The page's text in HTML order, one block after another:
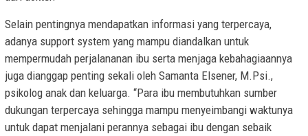
Selain pentingnya mendapatkan informasi yang terpercaya,
adanya support system yang mampu diandalkan untuk
mempermudah perjalananan ibu serta menjaga kebahagiaannya
juga dianggap penting sekali oleh Samanta Elsener, M.Psi.,
psikolog anak dan keluarga. “Para ibu membutuhkan sumber
dukungan terpercaya sehingga mampu menyeimbangi waktunya
untuk dapat menjalani perannya sebagai ibu dengan sebaik